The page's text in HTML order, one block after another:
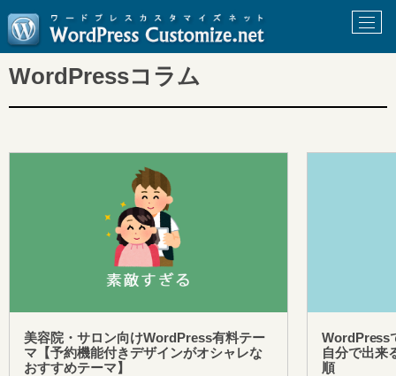
WordPressコラム
美容院・サロン向けWordPress有料テー
マ【予約機能付きデザインがオシャレな
おすすめテーマ】
WordPress
自分で出来
順